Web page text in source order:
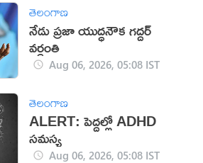
తెలంగాణ
నేడు ప్రజా యుద్ధనౌక గద్దర్
వర్ధంతి
Aug 06, 2026, 05:08 IST
తెలంగాణ
ALERT: పెద్దల్లో ADHD
సమస్య
Aug 06, 2026, 05:08 IST